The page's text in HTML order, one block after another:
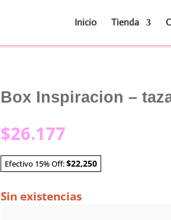
Inicio Tienda
Box Inspiracion –
$26.177
Efectivo 15% Off:$22,250
Sin existencias